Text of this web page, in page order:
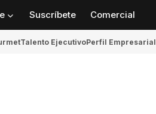
Suscríbete Comercial
Talento EjecutivoPerfil Empresarial